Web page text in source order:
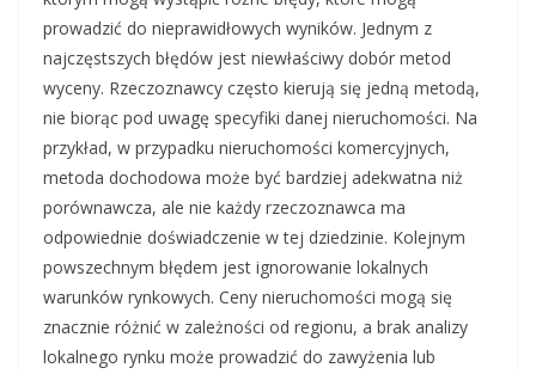
prowadzić do nieprawidłowych wyników. Jednym z
najczęstszych błędów jest niewłaściwy dobór metod
wyceny. Rzeczoznawcy często kierują się jedną metodą,
nie biorąc pod uwagę specyfiki danej nieruchomości. Na
przykład, w przypadku nieruchomości komercyjnych,
metoda dochodowa może być bardziej adekwatna niż
porównawcza, ale nie każdy rzeczoznawca ma
odpowiednie doświadczenie w tej dziedzinie. Kolejnym
powszechnym błędem jest ignorowanie lokalnych
warunków rynkowych. Ceny nieruchomości mogą się
znacznie różnić w zależności od regionu, a brak analizy
lokalnego rynku może prowadzić do zawyżenia lub